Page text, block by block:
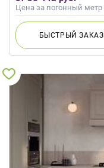
Цена за погонный метр
БЫСТРЫЙЗАКАЗ